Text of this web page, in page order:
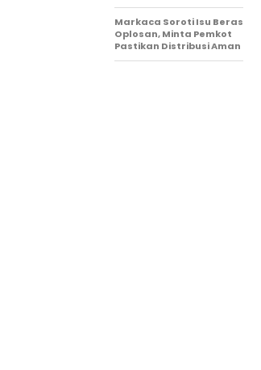
Markaca Soroti Isu Beras
Oplosan, Minta Pemkot
Pastikan Distribusi Aman